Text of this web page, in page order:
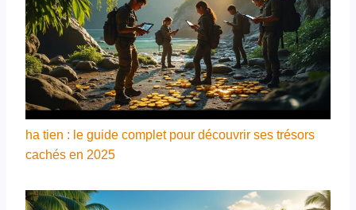
ha tien : le guide complet pour découvrir ses trésors
cachés en 2025